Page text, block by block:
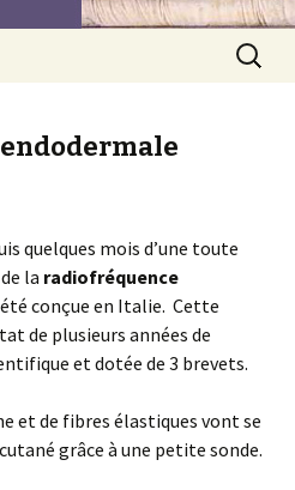
quelques mois d’une toute
la radiofréquence
conçue en Italie. Cette
de plusieurs années de
et dotée de 3 brevets.
et de fibres élastiques vont se
grâce à une petite sonde.